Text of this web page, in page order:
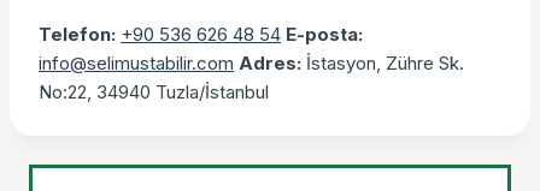
Telefon: +90 536 626 48 54 E-posta:
info@selimustabilir.com Adres: İstasyon, Zühre Sk.
No:22, 34940 Tuzla/İstanbul